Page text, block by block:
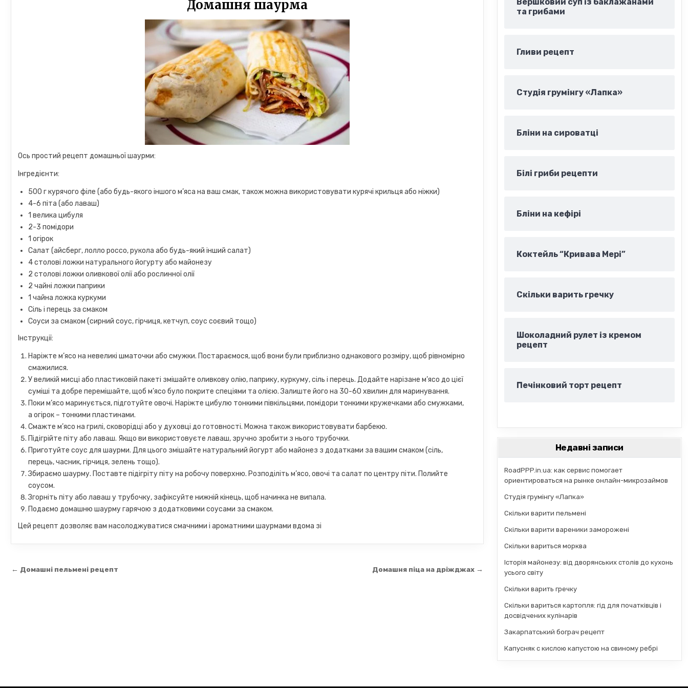
Домашня шаурма
Ось простий рецепт домашньої шаурми:
Інгредієнти:
500 г курячого філе (або будь-якого іншого м’яса на ваш смак, також можна використовувати курячі крильця або ніжки)
4-6 піта (або лаваш)
1 велика цибуля
2-3 помідори
1 огірок
Салат (айсберг, лолло россо, рукола або будь-який інший салат)
4 столові ложки натурального йогурту або майонезу
2 столові ложки оливкової олії або рослинної олії
2 чайні ложки паприки
1 чайна ложка куркуми
Сіль і перець за смаком
Соуси за смаком (сирний соус, гірчиця, кетчуп, соус соєвий тощо)
Інструкції:
Наріжте м’ясо на невеликі шматочки або смужки. Постараємося, щоб вони були приблизно однакового розміру, щоб рівномірно
смажилися.
У великій мисці або пластиковій пакеті змішайте оливкову олію, паприку, куркуму, сіль і перець. Додайте нарізане м’ясо до цієї
суміші та добре перемішайте, щоб м’ясо було покрите спеціями та олією. Залиште його на 30-60 хвилин для маринування.
Поки м’ясо маринується, підготуйте овочі. Наріжте цибулю тонкими півкільцями, помідори тонкими кружечками або смужками,
а огірок – тонкими пластинами.
Смажте м’ясо на грилі, сковорідці або у духовці до готовності. Можна також використовувати барбекю.
Підігрійте піту або лаваш. Якщо ви використовуєте лаваш, зручно зробити з нього трубочки.
Приготуйте соус для шаурми. Для цього змішайте натуральний йогурт або майонез з додатками за вашим смаком (сіль,
перець, часник, гірчиця, зелень тощо).
Збираємо шаурму. Поставте підігріту піту на робочу поверхню. Розподіліть м’ясо, овочі та салат по центру піти. Полийте
соусом.
Згорніть піту або лаваш у трубочку, зафіксуйте нижній кінець, щоб начинка не випала.
Подаємо домашню шаурму гарячою з додатковими соусами за смаком.
Цей рецепт дозволяє вам насолоджуватися смачними і ароматними шаурмами вдома зі
Навігація Домашня піца на дріжджах →
← Домашні пельмені рецепт
та грибами
Гливи рецепт
Студія грумінгу «Лапка»
Бліни на сироватці
Білі гриби рецепти
Бліни на кефірі
Коктейль “Кривава Мері”
Скільки варить гречку
Шоколадний рулет із кремом
рецепт
Печінковий торт рецепт
Недавні записи
RoadPPP.in.ua: как сервис помогает
ориентироваться на рынке онлайн-микрозаймов
Студія грумінгу «Лапка»
Скільки варити пельмені
Скільки варити вареники заморожені
Скільки вариться морква
Історія майонезу: від дворянських столів до кухонь
усього світу
Скільки варить гречку
Скільки вариться картопля: гід для початківців і
досвідчених кулінарів
Закарпатський бограч рецепт
Капусняк с кислою капустою на свиному ребрі